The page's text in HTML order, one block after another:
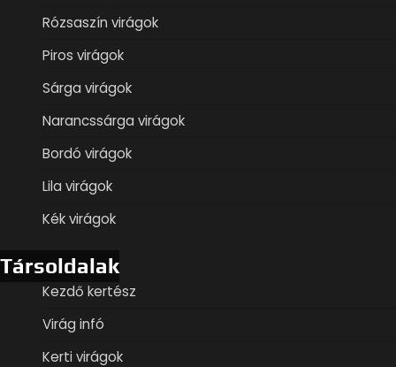
Rózsaszín virágok
Piros virágok
Sárga virágok
Narancssárga virágok
Bordó virágok
Lila virágok
Kék virágok
Társoldalak
Kezdő kertész
Virág infó
Kerti virágok